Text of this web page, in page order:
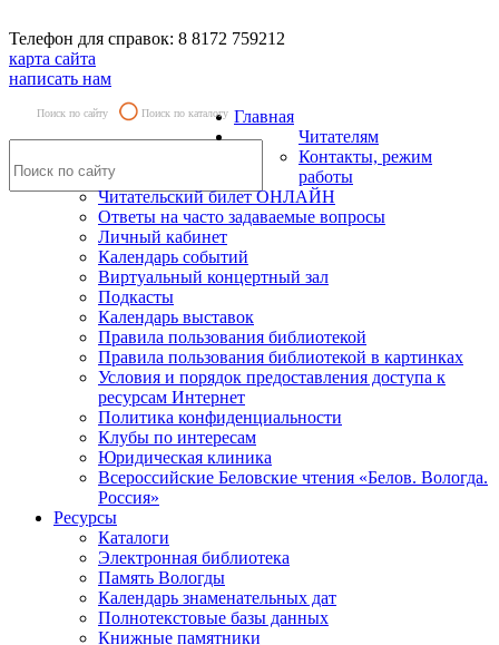
Телефон для справок: 8 8172 759212
карта сайта
написать нам
Поиск по сайту Поиск по каталогу Главная
Читателям
Контакты, режим
работы
Читательский билет ОНЛАЙН
Ответы на часто задаваемые вопросы
Личный кабинет
Календарь событий
Виртуальный концертный зал
Подкасты
Календарь выставок
Правила пользования библиотекой
Правила пользования библиотекой в картинках
Условия и порядок предоставления доступа к
ресурсам Интернет
Политика конфиденциальности
Клубы по интересам
Юридическая клиника
Всероссийские Беловские чтения «Белов. Вологда.
Россия»
Ресурсы
Каталоги
Электронная библиотека
Память Вологды
Календарь знаменательных дат
Полнотекстовые базы данных
Книжные памятники